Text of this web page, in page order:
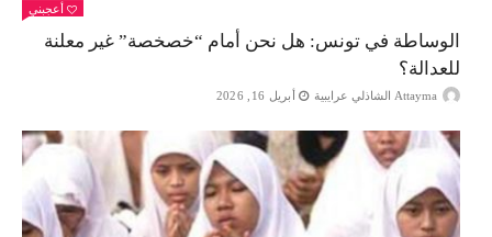
أعجبني
الوساطة في تونس: هل نحن أمام “خصخصة” غير معلنة
للعدالة؟
Attayma الشاذلي عرايبية أبريل 16, 2026